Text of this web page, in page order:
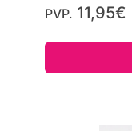
PVP. 11,95€